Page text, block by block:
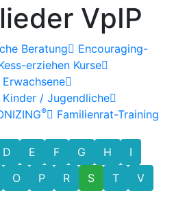
VpIP
Beratung
Encouraging-
erziehen Kurse
/ Jugendliche
®
Familienrat-Training
D E F G H
I
O P R S T
V